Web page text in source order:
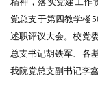
精神，落实党建工作
党总支于第四教学楼
述职评议大会。校党
总支书记胡铁军、各
我院党总支副书记李